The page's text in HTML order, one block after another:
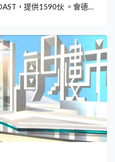
，提供1590伙 。會德